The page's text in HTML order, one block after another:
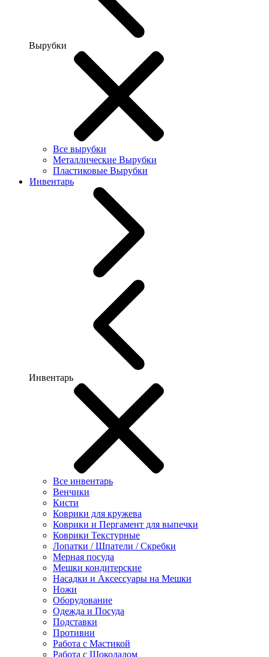
Вырубки
Все вырубки
Металлические Вырубки
Пластиковые Вырубки
Инвентарь
Инвентарь
Все инвентарь
Венчики
Кисти
Коврики для кружева
Коврики и Пергамент для выпечки
Коврики Текстурные
Лопатки / Шпатели / Скребки
Мерная посуда
Мешки кондитерские
Насадки и Аксессуары на Мешки
Ножи
Оборудование
Одежда и Посуда
Подставки
Противни
Работа с Мастикой
Работа с Шоколадом